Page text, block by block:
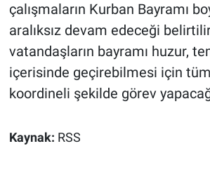
çalışmaların Kurban Bayramı
aralıksız devam edeceği
vatandaşların bayramı huzur,
içerisinde geçirebilmesi için
koordineli şekilde görev
Kaynak: RSS